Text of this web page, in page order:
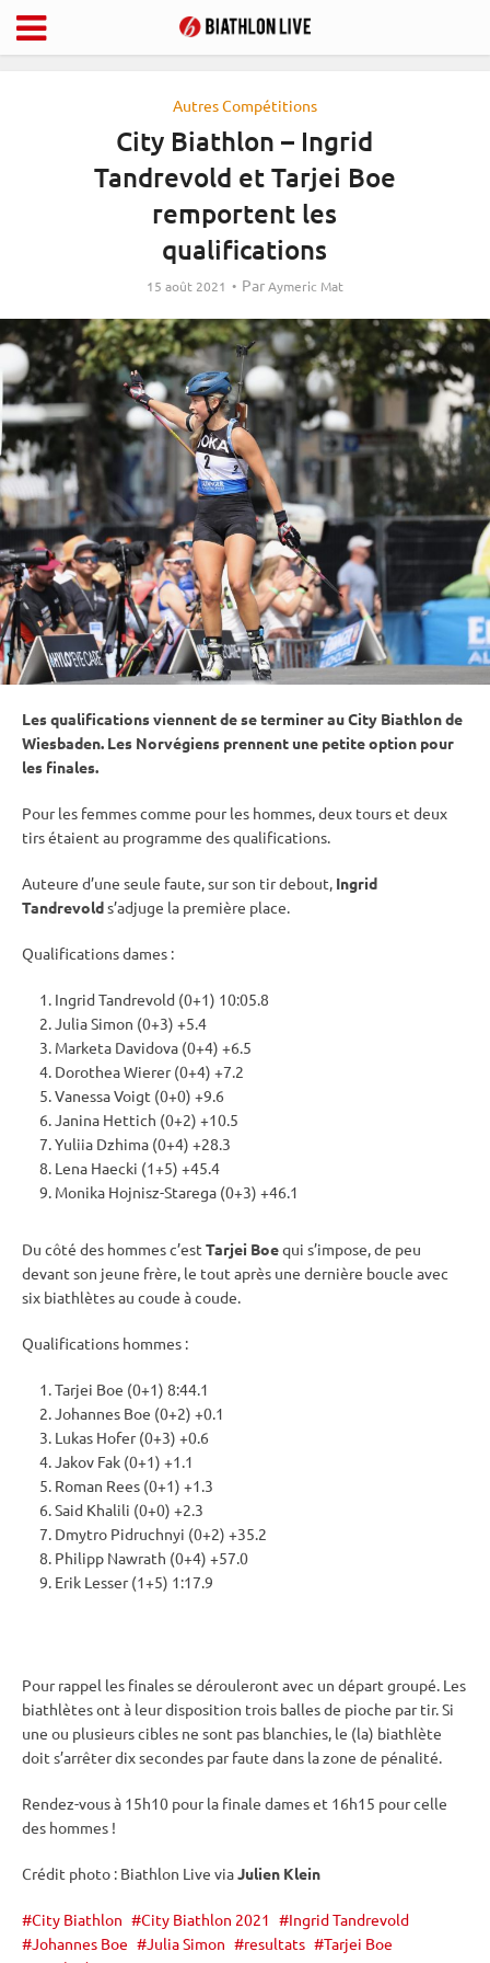
Autres Compétitions
City Biathlon – Ingrid
Tandrevold et Tarjei Boe
remportent les
qualifications
15 août 2021 ParAymeric Mat
Les qualifications viennent de se terminer au City Biathlon de
Wiesbaden. Les Norvégiens prennent une petite option pour
les finales.
Pour les femmes comme pour les hommes, deux tours et deux
tirs étaient au programme des qualifications.
Auteure d’une seule faute, sur son tirdebout, Ingrid
Tandrevolds’adjuge la première place.
Qualifications dames :
Ingrid Tandrevold (0+1) 10:05.8
Julia Simon (0+3) +5.4
Marketa Davidova (0+4) +6.5
Dorothea Wierer (0+4) +7.2
Vanessa Voigt (0+0) +9.6
Janina Hettich (0+2) +10.5
Yuliia Dzhima (0+4) +28.3
Lena Haecki (1+5) +45.4
Monika Hojnisz-Starega (0+3) +46.1
Du côté des hommes c’est Tarjei Boequi s’impose, de peu
devant son jeune frère, le tout après une dernière boucle avec
six biathlètes au coude à coude.
Qualifications hommes :
Tarjei Boe (0+1) 8:44.1
Johannes Boe (0+2) +0.1
Lukas Hofer (0+3) +0.6
Jakov Fak (0+1) +1.1
Roman Rees (0+1) +1.3
Said Khalili (0+0) +2.3
Dmytro Pidruchnyi (0+2) +35.2
Philipp Nawrath (0+4) +57.0
Erik Lesser (1+5) 1:17.9
Pour rappel les finales se dérouleront avec un départ groupé. Les
biathlètes ont à leur disposition trois balles de pioche par tir. Si
une ou plusieurs cibles ne sont pas blanchies, le (la) biathlète
doit s’arrêter dix secondes par faute dans la zone de pénalité.
Rendez-vous à 15h10 pour la finale dames et 16h15 pour celle
des hommes !
Crédit photo : Biathlon Live viaJulien Klein
City Biathlon City Biathlon 2021
Ingrid Tandrevold
Johannes Boe
Julia Simon resultats
Tarjei Boe